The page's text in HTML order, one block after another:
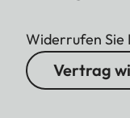
Widerrufen Sie
Vertrag